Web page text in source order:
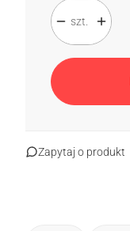
szt.
Zapytaj o produkt